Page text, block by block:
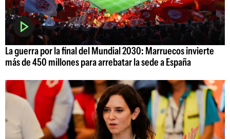
La guerra por la final del Mundial 2030: Marruecos invierte
más de 450 millones para arrebatar la sede a España